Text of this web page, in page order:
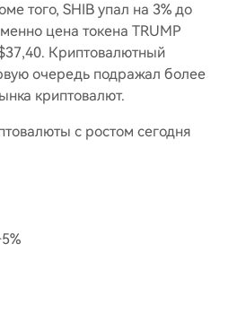
того, SHIB упал на 3% до
цена токена TRUMP
Криптовалютный
очередь подражал более
криптовалют.
с ростом сегодня